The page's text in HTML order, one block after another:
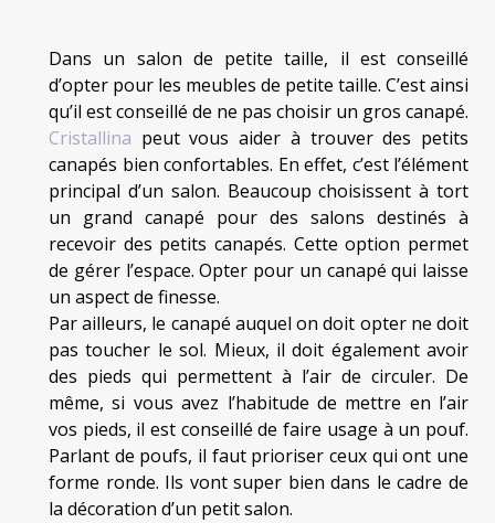
Dans un salon de petite taille, il est conseillé
d’opter pour les meubles de petite taille. C’est ainsi
qu’il est conseillé de ne pas choisir un gros canapé.
Cristallina peut vous aider à trouver des petits
canapés bien confortables. En effet, c’est l’élément
principal d’un salon. Beaucoup choisissent à tort
un grand canapé pour des salons destinés à
recevoir des petits canapés. Cette option permet
de gérer l’espace. Opter pour un canapé qui laisse
un aspect de finesse.
Par ailleurs, le canapé auquel on doit opter ne doit
pas toucher le sol. Mieux, il doit également avoir
des pieds qui permettent à l’air de circuler. De
même, si vous avez l’habitude de mettre en l’air
vos pieds, il est conseillé de faire usage à un pouf.
Parlant de poufs, il faut prioriser ceux qui ont une
forme ronde. Ils vont super bien dans le cadre de
la décoration d’un petit salon.